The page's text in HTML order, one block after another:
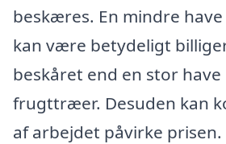
beskæres. En mindre
kan være betydeligt
beskåret end en stor
frugttræer. Desuden kan
af arbejdet påvirke prisen.